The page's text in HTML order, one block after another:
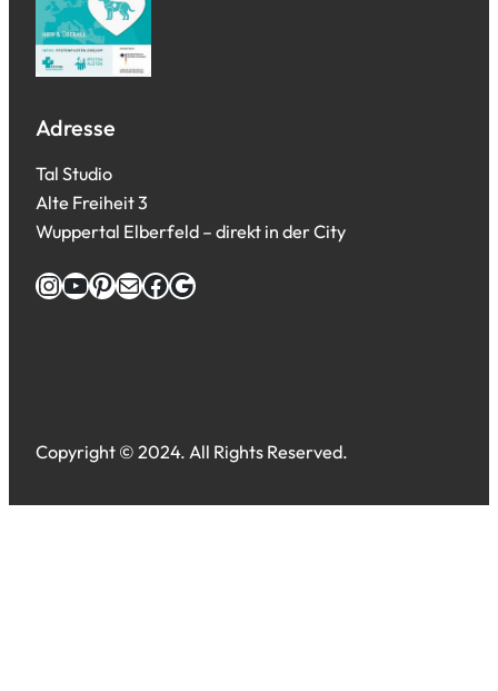
Adresse
Tal Studio
Alte Freiheit 3
Wuppertal Elberfeld – direkt in der City
InstagramYouTube Pinterest E-Mail Facebook Google
Copyright © 2024. All Rights Reserved.